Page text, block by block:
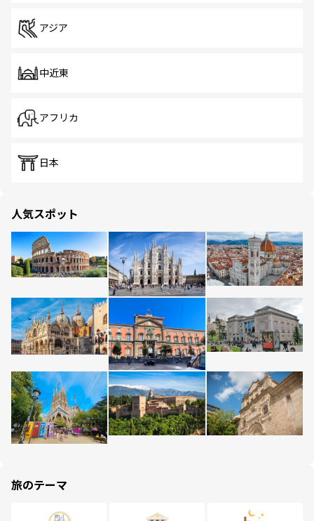
アジア
中近東
アフリカ
日本
人気スポット
旅のテーマ